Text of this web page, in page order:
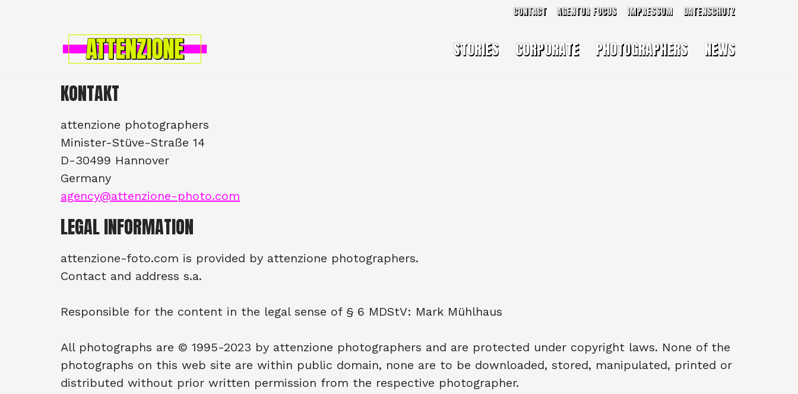
CONTACT AGENTUR FOCUS IMPRESSUM DATENSCHUTZ
STORIES CORPORATE PHOTOGRAPHERS NEWS
KONTAKT
attenzione photographers
Minister-Stüve-Straße 14
D-30499 Hannover
Germany
agency@attenzione-photo.com
LEGAL INFORMATION
attenzione-foto.com is provided by attenzione photographers.
Contact and address s.a.
Responsible for the content in the legal sense of § 6 MDStV: Mark Mühlhaus
All photographs are © 1995-2023 by attenzione photographers and are protected under copyright laws. None of the
photographs on this web site are within public domain, none are to be downloaded, stored, manipulated, printed or
distributed without prior written permission from the respective photographer.